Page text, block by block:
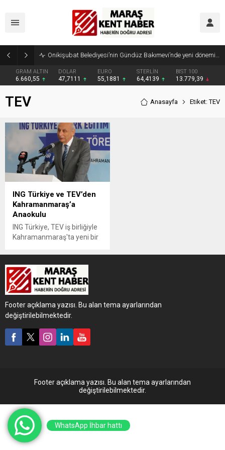
Onikişubat Belediyesi’nin Gündüz Bakımevi’nde yeni dönemin ön kayıtları başladı
GRAM ALTIN
6.660,55
DOLAR
47,7111
EURO
55,1881
STERLİN
64,4139
BIST 100
13.779,39
TEV Anasayfa Etiket: TEV
ING Türkiye ve TEV’den
Kahramanmaraş’a
Anaokulu
ING Türkiye, TEV iş birliğiyle
Kahramanmaraş'ta yeni bir
Footer açıklama yazısı. Bu alan tema ayarlarından
değiştirilebilmektedir.
Footer açıklama yazısı. Bu alan tema ayarlarından
değiştirilebilmektedir.
WhatsApp İhbar hattı